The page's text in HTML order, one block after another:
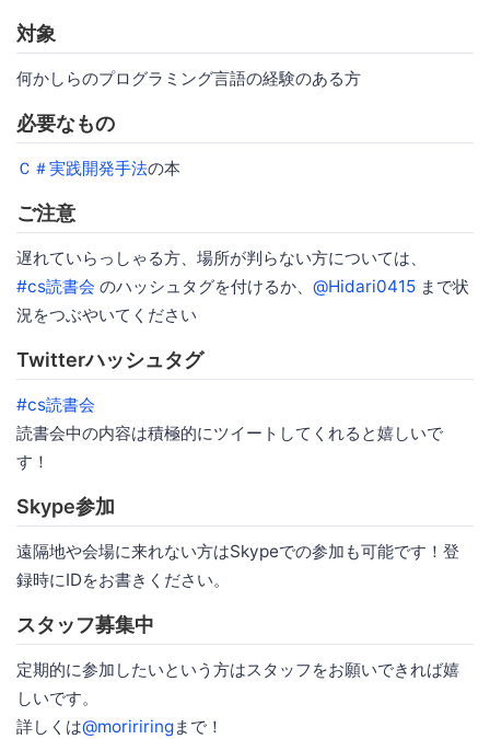
対象
何かしらのプログラミング言語の経験のある方
必要なもの
Ｃ＃実践開発手法の本
ご注意
遅れていらっしゃる方、場所が判らない方については、
#cs読書会 のハッシュタグを付けるか、 @Hidari0415 まで状
況をつぶやいてください
Twitterハッシュタグ
#cs読書会
読書会中の内容は積極的にツイートしてくれると嬉しいで
す！
Skype参加
遠隔地や会場に来れない方はSkypeでの参加も可能です！登
録時にIDをお書きください。
スタッフ募集中
定期的に参加したいという方はスタッフをお願いできれば嬉
しいです。
詳しくは@moririringまで！